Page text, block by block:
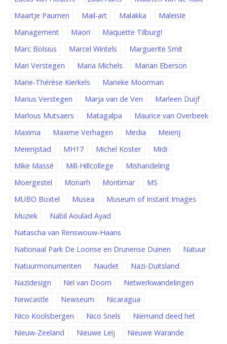
Maartje Paumen
Mail-art Malakka
Maleisië
Management
Maori
Maquette Tilburg!
Marc Bolsius
Marcel Wintels
Marguerite Smit
Mari Verstegen
Maria Michels
Marian Eberson
Marie-Thérèse Kierkels
Marieke Moorman
Marius Verstegen
Marja van de Ven
Marleen Duijf
Marlous Mutsaers
Matagalpa
Maurice van Overbeek
Maxima
Maxime Verhagen Media
Meierij
Meierijstad
MH17 Michel Koster
Midi
Mike Massé
Mill-Hillcollege
Mishandeling
Moergestel
Monarh Montimar
MS
MUBO Boxtel
Musea
Museum of Instant Images
Muziek
Nabil Aoulad Ayad
Natascha van Renswouw-Haans
Nationaal Park De Loonse en Drunense Duinen
Natuur
Natuurmonumenten
Naudet
Nazi-Duitsland
Nazidesign
Nel van Doorn
Netwerkwandelingen
Newcastle
Newseum
Nicaragua
Nico Koolsbergen
Nico Snels
Niemand deed het
Nieuw-Zeeland
Nieuwe Leij
Nieuwe Warande